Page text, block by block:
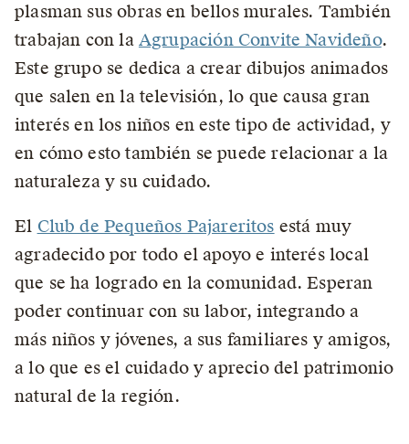
plasman sus obras en bellos murales. También
trabajan con la Agrupación Convite Navideño.
Este grupo se dedica a crear dibujos animados
que salen en la televisión, lo que causa gran
interés en los niños en este tipo de actividad, y
en cómo esto también se puede relacionar a la
naturaleza y su cuidado.
El Club de Pequeños Pajareritos está muy
agradecido por todo el apoyo e interés local
que se ha logrado en la comunidad. Esperan
poder continuar con su labor, integrando a
más niños y jóvenes, a sus familiares y amigos,
a lo que es el cuidado y aprecio del patrimonio
natural de la región.